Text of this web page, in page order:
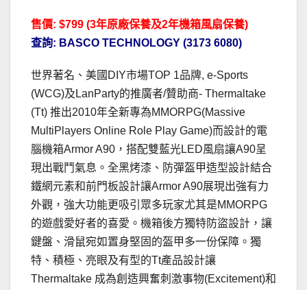
售價: $799 (3年原廠保養及2年機箱風扇保養)
查詢: BASCO TECHNOLOGY (3173 6080)
世界著名、美國DIY市場TOP 1品牌, e-Sports
(WCG)及LanParty的推廣者/贊助商- Thermaltake
(Tt) 推出2010年全新專為MMORPG(Massive
MultiPlayers Online Role Play Game)而設計的電
腦機箱Armor A90，搭配雙藍光LED風扇讓A90呈
現出戰鬥氣息。全黑烤漆、防彈盔甲造型設計結合
鐵網元素和前門板設計讓Armor A90展現出強有力
外觀，強大功能更吸引眾多玩家尤其是MMORPG
的遊戲愛好者的喜愛。機箱後方獨特防盜設計，讓
鍵盤、滑鼠宛如置身堅固的盔甲多一份保障。獨
特、積極、亮眼及有型的Tt產品設計讓
Thermaltake 成為創造興奮刺激事物(Excitement)和